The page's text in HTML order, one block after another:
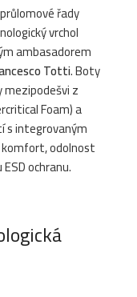
řady
vrchol
ambasadorem
Totti. Boty
z
Foam) a
s integrovaným
odolnost
ochranu.